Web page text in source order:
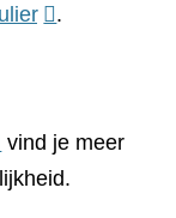
(verwijst
website)
.
vind je meer